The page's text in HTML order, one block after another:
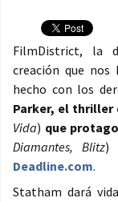
FilmDistrict, la
creación que nos
hecho con los
Parker, el thriller
Vida) que
Diamantes, Blitz)
Deadline.com.
Statham dará